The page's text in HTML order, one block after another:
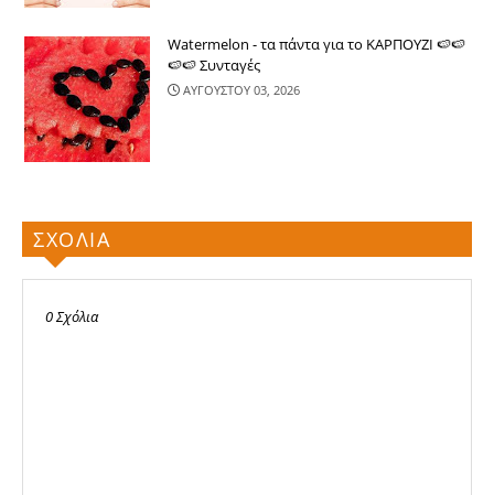
Watermelon - τα πάντα για το ΚΑΡΠΟΥΖΙ 🍉🍉
🍉🍉 Συνταγές
ΑΥΓΟΥΣΤΟΥ 03, 2026
ΣΧΟΛΙΑ
0 Σχόλια